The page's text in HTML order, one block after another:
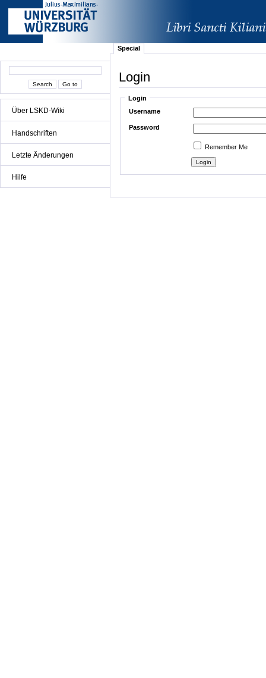
Über LSKD-Wiki
Handschriften
Letzte Änderungen
Hilfe
Special
Login
Login
Username
Password
Remember Me